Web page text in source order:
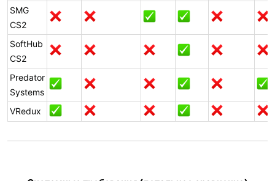
SMG
CS2
SoftHub
CS2
Predator
Systems
VRedux